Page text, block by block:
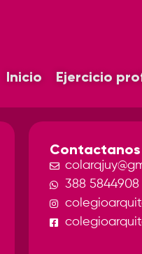
Inicio Ejercicio
Contactanos
388 5844908